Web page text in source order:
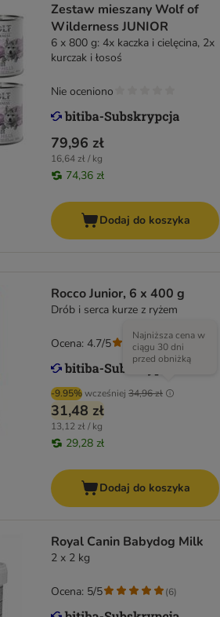
Zestaw mieszany Wolf of
Wilderness JUNIOR
6 x 800 g: 4x kaczka i cielęcina, 2x
kurczak i łosoś
79,96 zł
16,64 zł / kg
74,36 zł
Nie oceniono
Dodaj do koszyka
Rocco Junior, 6 x 400 g
Drób i serca kurze z ryżem
-9.95%wcześniej 34,96 zł
Najniższa cena w
ciągu 30 dni
przed obniżką
31,48 zł
13,12 zł / kg
29,28 zł
Ocena: 4.7/5 (43
Dodaj do koszyka
Royal Canin Babydog Milk
2 x 2 kg
Ocena: 5/5 (6)